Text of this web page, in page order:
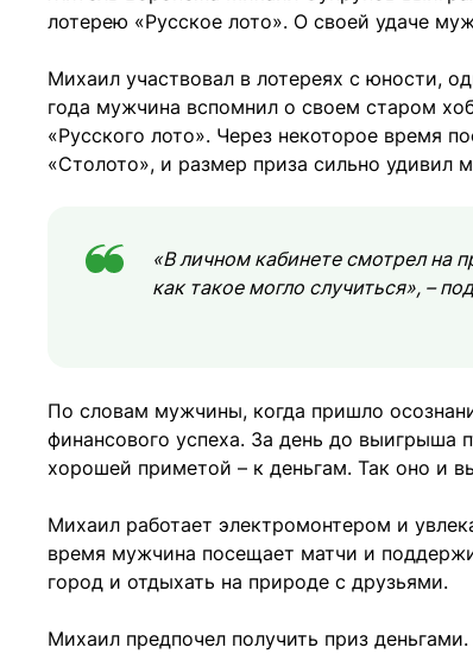
лотерею «Русское лото». О своей удаче
Михаил участвовал в лотереях с юности,
года мужчина вспомнил о своем старом
«Русского лото». Через некоторое время
«Столото», и размер приза сильно удивил
«В личном кабинете смотрел на
как такое могло случиться», –
По словам мужчины, когда пришло
финансового успеха. За день до выигрыша
хорошей приметой – к деньгам. Так оно и
Михаил работает электромонтером и
время мужчина посещает матчи и
город и отдыхать на природе с друзьями.
Михаил предпочел получить приз